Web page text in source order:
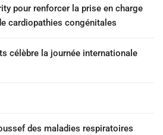
pour renforcer la prise en charge
cardiopathies congénitales
célèbre la journée internationale
des maladies respiratoires